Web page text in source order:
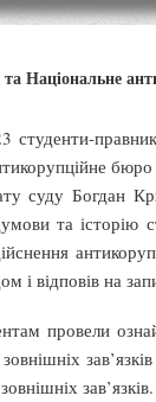
Національне
студенти-
суду Богдан
та
і відповів на
провели
зав’язків.